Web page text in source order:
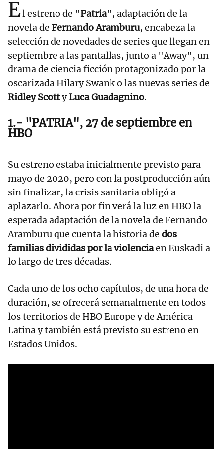
El estreno de "Patria", adaptación de la
novela de Fernando Aramburu, encabeza la
selección de novedades de series que llegan en
septiembre a las pantallas, junto a "Away", un
drama de ciencia ficción protagonizado por la
oscarizada Hilary Swank o las nuevas series de
Ridley ScottyLuca Guadagnino.
1.- "PATRIA", 27 de septiembre en
HBO
Su estreno estaba inicialmente previsto para
mayo de 2020, pero con la postproducción aún
sin finalizar, la crisis sanitaria obligó a
aplazarlo. Ahora por fin verá la luz en HBO la
esperada adaptación de la novela de Fernando
Aramburu que cuenta la historia de dos
familias divididas por la violenciaen Euskadi a
lo largo de tres décadas.
Cada uno de los ocho capítulos, de una hora de
duración, se ofrecerá semanalmente en todos
los territorios de HBO Europe y de América
Latina y también está previsto su estreno en
Estados Unidos.